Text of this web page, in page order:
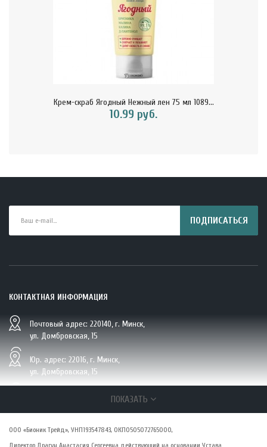
Крем-скраб Ягодный Нежный лен 75 мл 1089...
10.99 руб.
BIO Кокосовая вода тетрапак 330 мл Vietcoco 112878..
5.23 руб.
ПОДПИСАТЬСЯ
КОНТАКТНАЯ ИНФОРМАЦИЯ
Почтовый адрес: 220140, г. Минск,
ул. Домбровская, 15
Юр. адрес: 22016, г. Минск,
ул. Домбровская, 15
+375 (29/33/25) 6 270 870, г. Минск,
zakaz@vsepolezno.by
ПОКАЗАТЬ
ООО «Бионик Трейд», УНП193547843, ОКПО505072765000,
Директор Драгун Анастасия Сергеевна действующий на основании Устава